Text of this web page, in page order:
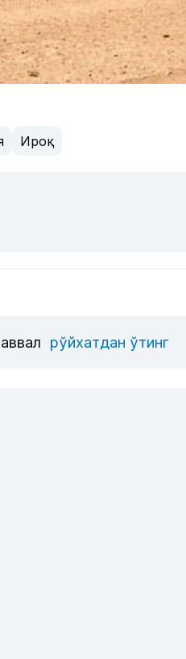
Ироқ
рўйхатдан ўтинг